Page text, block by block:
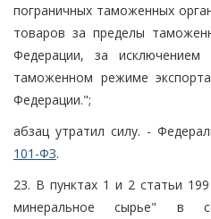
пограничных таможенных
товаров за пределы
Федерации, за исключением
таможенном режиме
Федерации.";
абзац утратил силу. -
101-ФЗ.
23. В пунктах 1 и 2 статьи
минеральное сырье" в